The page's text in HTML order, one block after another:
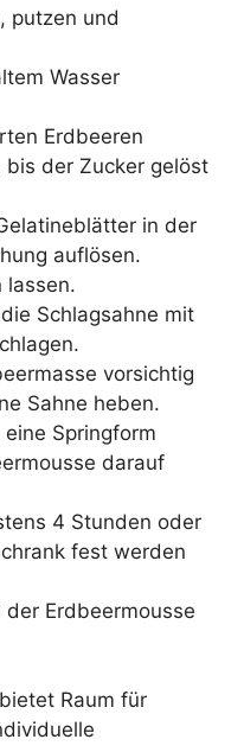
putzen und
Wasser
Erdbeeren
der Zucker gelöst
in der
auflösen.
lassen.
Schlagsahne mit
vorsichtig
Sahne heben.
Springform
darauf
4 Stunden oder
fest werden
Erdbeermousse
Raum für